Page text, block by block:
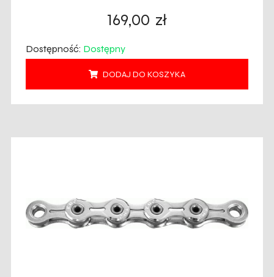
169,00 zł
Dostępność: Dostępny
DODAJ DO KOSZYKA